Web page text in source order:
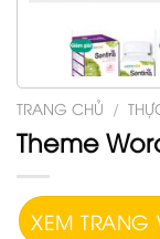
TRANG CHỦ /
Theme
XEM TRANG